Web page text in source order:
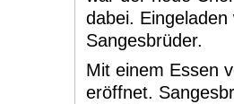
dabei.
Sangesbrüder.
Mit einem Essen
eröffnet.